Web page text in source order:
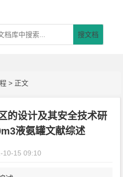
搜文档
> 正文
的设计及其安全技术研
液氨罐文献综述
15 09:10